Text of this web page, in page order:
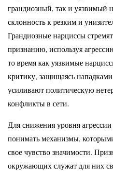
грандиозный, так и уязвимый
склонность к резким и
Грандиозные нарциссы
признанию, используя
то время как уязвимые
критику, защищаясь
усиливают политическую
конфликты в сети.
Для снижения уровня
понимать механизмы,
свое чувство значимости.
окружающих служат для них